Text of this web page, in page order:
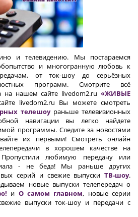
и телевидению. Мы постараемся
и многогранную любовь к
от ток-шоу до серьёзных
программ. Смотрите всё
на нашем сайте livedom2.ru «ЖИВЫЕ
livedom2.ru Вы можете смотреть
телешоураньше телевизионных
навигации вы легко найдете
программы. Следите за новостями
их первыми! Смотреть онлайн
в хорошем качестве на
любимую передачу или
- не беда! Мы раньше других
серий и свежие выпуски ТВ-шоу.
новые выпуски телепередач о
и О самом главном, новые серии
выпуски ток-шоу и передачи с